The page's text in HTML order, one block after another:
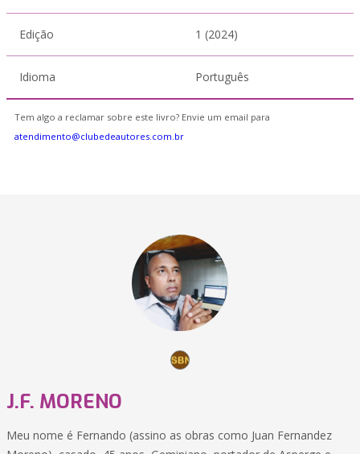
Edição 1 (2024)
Idioma Português
Tem algo a reclamar sobre este livro? Envie um email para
atendimento@clubedeautores.com.br
J.F. MORENO
Meu nome é Fernando (assino as obras como Juan Fernandez